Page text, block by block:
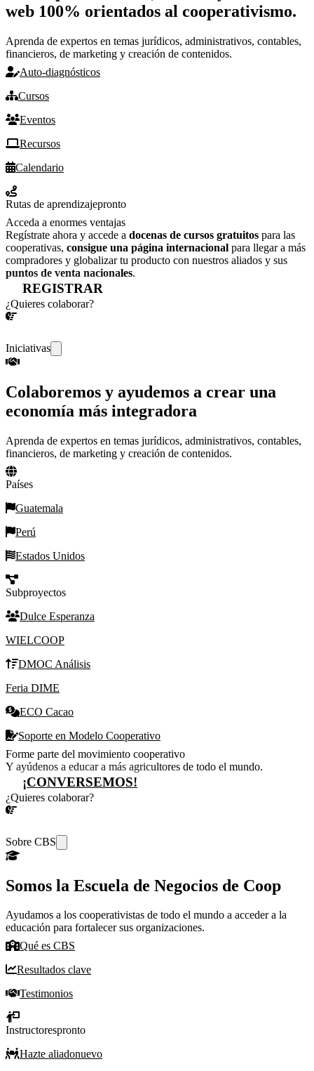
web 100% orientados al cooperativismo.
Aprenda de expertos en temas jurídicos, administrativos, contables,
financieros, de marketing y creación de contenidos.
Auto-diagnósticos
Cursos
Eventos
Recursos
Calendario
Rutas de aprendizajepronto
Acceda a enormes ventajas
Regístrate ahora y accede a docenas de cursos gratuitos para las
cooperativas, consigue una página internacional para llegar a más
compradores y globalizar tu producto con nuestros aliados y sus
puntos de venta nacionales.
REGISTRAR
¿Quieres colaborar?
Iniciativas
Colaboremos y ayudemos a crear una
economía más integradora
Aprenda de expertos en temas jurídicos, administrativos, contables,
financieros, de marketing y creación de contenidos.
Países
Guatemala
Perú
Estados Unidos
Subproyectos
Dulce Esperanza
WIELCOOP
DMOC Análisis
Feria DIME
ECO Cacao
Soporte en Modelo Cooperativo
Forme parte del movimiento cooperativo
Y ayúdenos a educar a más agricultores de todo el mundo.
¡CONVERSEMOS!
¿Quieres colaborar?
Sobre CBS
Somos la Escuela de Negocios de Coop
Ayudamos a los cooperativistas de todo el mundo a acceder a la
educación para fortalecer sus organizaciones.
Qué es CBS
Resultados clave
Testimonios
Instructorespronto
Hazte aliadonuevo